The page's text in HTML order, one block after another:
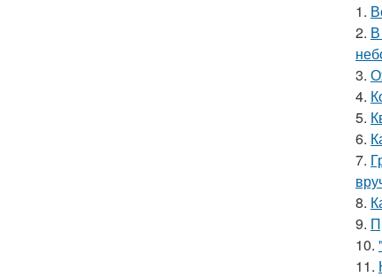
1.
2.
3.
4.
5.
6.
7.
8.
9.
10.
11.